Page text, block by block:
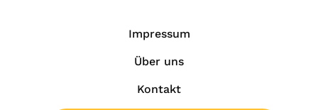
Impressum
Über uns
Kontakt